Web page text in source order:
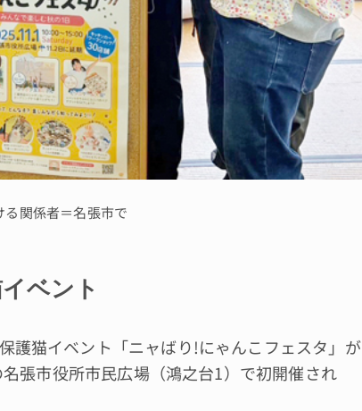
る関係者＝名張市で
ベント
護猫イベント「ニャばり!にゃんこフェスタ」が
張市役所市民広場（鴻之台1）で初開催され